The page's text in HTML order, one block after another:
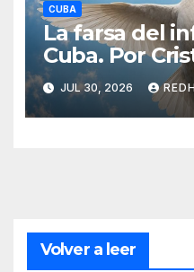
CUBA
La farsa del
Cuba. Por
Campos
JUL 30, 2026
Volver a leer